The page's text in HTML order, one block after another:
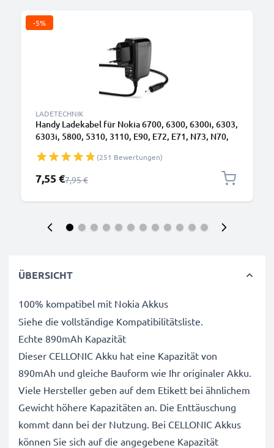
-5%
LADETECHNIK
Handy Ladekabel für Nokia 6700, 6300, 6300i, 6303,
6303i, 5800, 5310, 3110, E90, E72, E71, N73, N70,
1.10m, Handyladekabel(251 Bewertungen)
Sonderpreis
7,55 €Regulärer Preis
7,95 €
ÜBERSICHT
100% kompatibel mit Nokia Akkus
Siehe die vollständige Kompatibilitätsliste.
Echte 890mAh Kapazität
Dieser CELLONIC Akku hat eine Kapazität von
890mAh und gleiche Bauform wie Ihr originaler Akku.
Viele Hersteller geben auf dem Etikett bei ähnlichem
Gewicht höhere Kapazitäten an. Die Enttäuschung
kommt dann bei der Nutzung. Bei CELLONIC Akkus
können Sie sich auf die angegebene Kapazität